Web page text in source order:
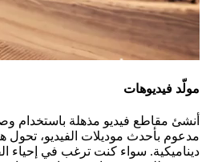
مولّد فيديوهات
أنشئ مقاطع فيديو مذهلة
مدعوم بأحدث موديلات الفيديو، تحول
ديناميكية. سواء كنت ترغب في إحياء